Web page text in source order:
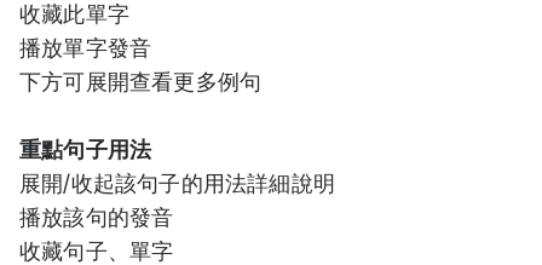
收藏此單字
播放單字發音
下方可展開查看更多例句
重點句子用法
展開/收起該句子的用法詳細說明
播放該句的發音
收藏句子、單字